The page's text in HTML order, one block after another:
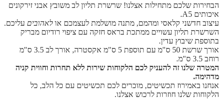
הבחירות שלכם מתחילות אצלנו! שרשרת תליון לב משובץ אבני זירקונים
איכותים A5.
עיצוב חדשני קלאסי ומהמם, מתנה מושלמת לעצמכם אולאהובים עליכם.
השרשרת תליון עשויים ממתכת בראס חזקה עם ציפוי רודיום מבריק
בתוספת שיבוץ עדין.
אורך שרשת 50 ס"מ עם תוספת 5 ס"מ אקסטרה, אורך לב 3.5 ס"מ
רוחב 3.5 ס"מ.
המטרה שלנו זה להעניק לכם הלקוחות שירות ללא תחרות וחווית קניה
מדהימה.
אנחנו באמירוז תכשיטים, מוכרים לכם תכשיטים עם כל הלב, כל
הלקוחות שלנו חוזרות לרכוש אצלנו.